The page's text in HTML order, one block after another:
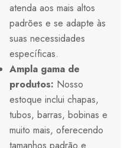
atenda aos mais altos
padrões e se adapte às
suas necessidades
específicas.
Ampla gama de
produtos: Nosso
estoque inclui chapas,
tubos, barras, bobinas e
muito mais, oferecendo